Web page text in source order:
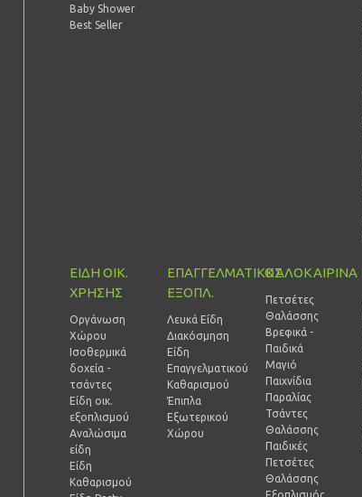
Baby Shower
Best Seller
ΕΙΔΗ ΟΙΚ.
ΧΡΗΣΗΣ
Οργάνωση
Χώρου
Ισοθερμικά
δοχεία -
τσάντες
Είδη οικ.
εξοπλισμού
Αναλώσιμα
είδη
Είδη
Καθαρισμού
ΕΠΑΓΓΕΛΜΑΤΙΚΟΣ
ΕΞΟΠΛ.
Λευκά Είδη
Διακόσμηση
Είδη
Επαγγελματικού
Καθαρισμού
Έπιπλα
Εξωτερικού
Χώρου
ΚΑΛΟΚΑΙΡΙΝΑ
Πετσέτες
Θαλάσσης
Βρεφικά -
Παιδικά
Μαγιό
Παιχνίδια
Παραλίας
Τσάντες
Θαλάσσης
Παιδικές
Πετσέτες
Θαλάσσης